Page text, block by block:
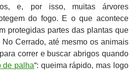
e, por isso, muitas árvores
do fogo. E o que acontece
protegidas partes das plantas que
Cerrado, até mesmo os animais
correr e buscar abrigos quando
de palha“: queima rápido, mas logo